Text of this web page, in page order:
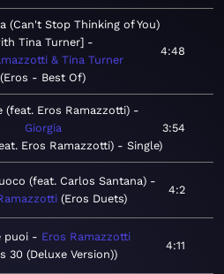
(Can't Stop Thinking of You)
Tina Turner]
& Tina Turner
Eros - Best Of
4:48
(feat. Eros Ramazzotti)
Giorgia
Eros Ramazzotti) - Single
3:54
(feat. Carlos Santana)
Eros Duets
4:2
puoi
Eros Ramazzotti
30 (Deluxe Version)
4:11